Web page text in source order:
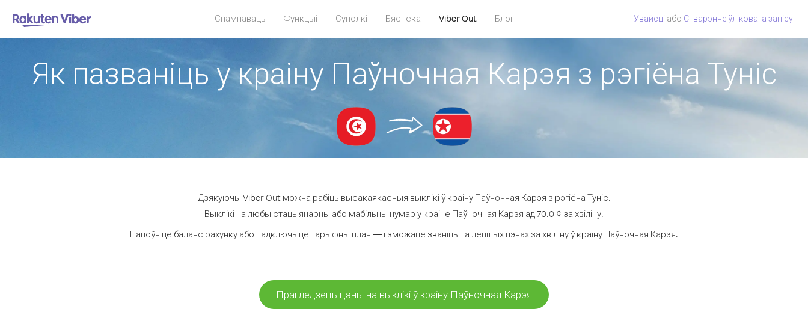
Спампаваць Функцыі Суполкі Бяспека Viber Out Блог Увайсці або Стварэнне ўліковага запісу
Як пазваніць у краіну Паўночная Карэя з рэгіёна Туніс
Дзякуючы Viber Out можна рабіць высакаякасныя выклікі ў краіну Паўночная Карэя з рэгіёна Туніс.
Выклікі на любы стацыянарны або мабільны нумар у краіне Паўночная Карэя ад 70.0 ¢ за хвіліну.
Папоўніце баланс рахунку або падключыце тарыфны план — і зможаце званіць па лепшых цэнах за хвіліну ў краіну Паўночная Карэя.
Прагледзець цэны на выклікі ў краіну Паўночная Карэя